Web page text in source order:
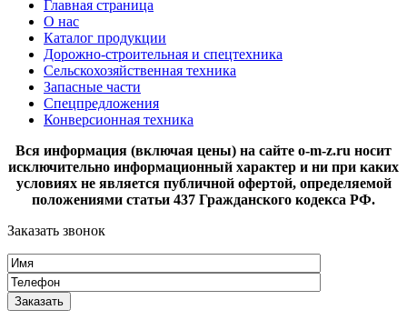
Главная страница
О нас
Каталог продукции
Дорожно-строительная и спецтехника
Сельскохозяйственная техника
Запасные части
Спецпредложения
Конверсионная техника
Вся информация (включая цены) на сайте o-m-z.ru носит
исключительно информационный характер и ни при каких
условиях не является публичной офертой, определяемой
положениями статьи 437 Гражданского кодекса РФ.
Заказать звонок